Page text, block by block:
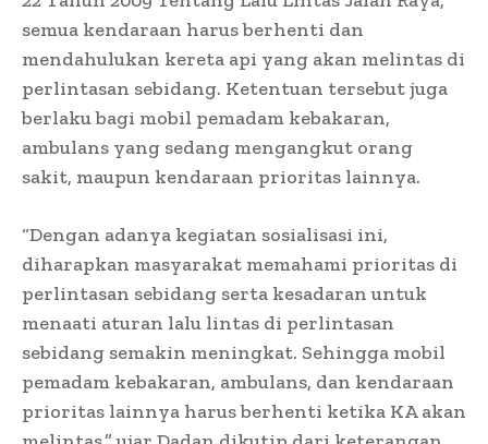
semua kendaraan harus berhenti dan
mendahulukan kereta api yang akan melintas di
perlintasan sebidang. Ketentuan tersebut juga
berlaku bagi mobil pemadam kebakaran,
ambulans yang sedang mengangkut orang
sakit, maupun kendaraan prioritas lainnya.
“Dengan adanya kegiatan sosialisasi ini,
diharapkan masyarakat memahami prioritas di
perlintasan sebidang serta kesadaran untuk
menaati aturan lalu lintas di perlintasan
sebidang semakin meningkat. Sehingga mobil
pemadam kebakaran, ambulans, dan kendaraan
prioritas lainnya harus berhenti ketika KA akan